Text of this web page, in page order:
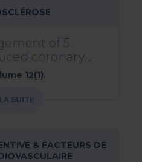
of 5-
coronary...
12(1).
SUITE
& FACTEURS DE